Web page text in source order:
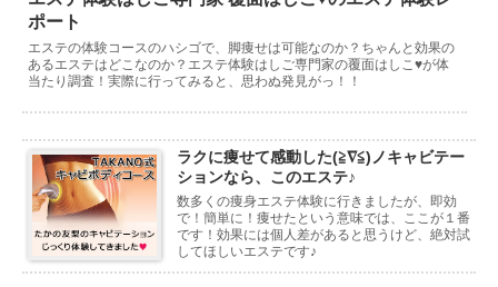
ポート
エステの体験コースのハシゴで、脚痩せは可能なのか？ちゃんと効果の
あるエステはどこなのか？エステ体験はしご専門家の覆面はしこ♥が体
当たり調査！実際に行ってみると、思わぬ発見がっ！！
ラクに痩せて感動した(≧∇≦)ノキャビテー
ションなら、このエステ♪
数多くの痩身エステ体験に行きましたが、即効
で！簡単に！痩せたという意味では、ここが１番
です！効果には個人差があると思うけど、絶対試
してほしいエステです♪